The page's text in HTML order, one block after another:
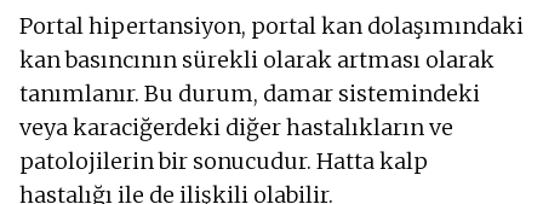
Uzuvlarda şişme
Ada
Bilinç bozuklukları
Sağ tarafta ağrı
Tremor
Kanlı dışkı - dışkıda kan
Kaşıntılı cilt
Portal hipertansiyon, portal kan dolaşımındaki
kan basıncının sürekli olarak artması olarak
tanımlanır. Bu durum, damar sistemindeki
veya karaciğerdeki diğer hastalıkların ve
patolojilerin bir sonucudur. Hatta kalp
hastalığı ile de ilişkili olabilir.